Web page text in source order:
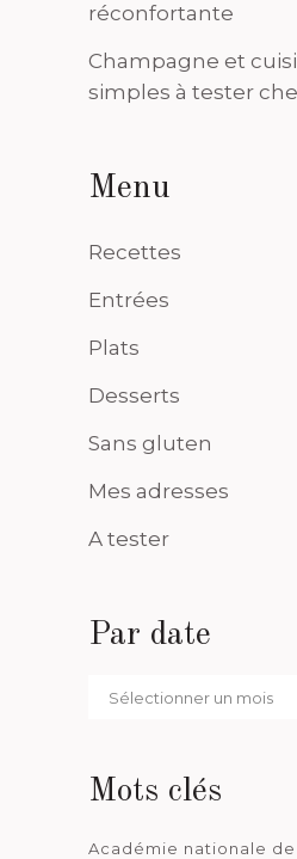
réconfortante
Champagne et
simples à tester
Menu
Recettes
Entrées
Plats
Desserts
Sans gluten
Mes adresses
A tester
Par date
Par
Mots clés
Académie nationale de